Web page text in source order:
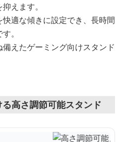
えます。
適な傾きに設定でき、長時間
。
えたゲーミング向けスタンド
高さ調節可能スタンド